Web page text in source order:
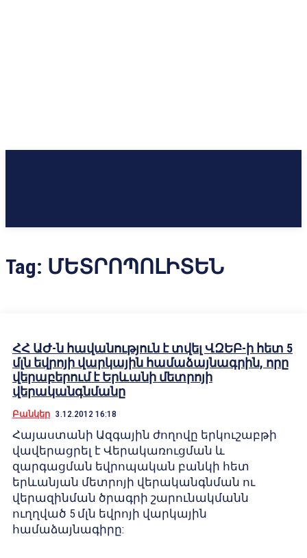
Tag: ՄԵՏՐՈՊՈԼԻՏԵՆ
ՀՀ ԱԺ-ն հավանություն է տվել ՎԶԵԲ-ի հետ 5
մլն եվրոյի վարկային համաձայնագրին, որը
վերաբերում է Երևանի մետրոյի
վերականգնմանը
Բանկեր 3.12.2012 16:18
Հայաստանի Ազգային ժողովը երկուշաբթի
վավերացրել է Վերակառուցման և
զարգացման եվրոպական բանկի հետ
երևանյան մետրոյի վերականգնման ու
վերազինման ծրագրի շարունակմանն
ուղղված 5 մլն եվրոյի վարկային
համաձայնագիրը: